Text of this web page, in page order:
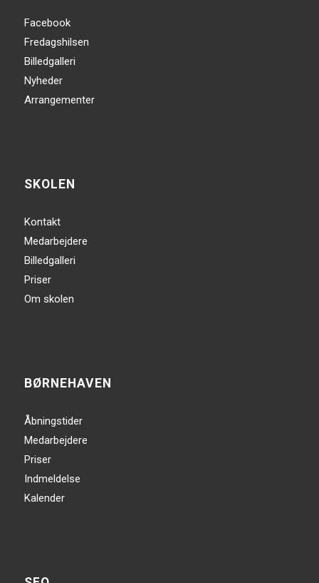
Facebook
Fredagshilsen
Billedgalleri
Nyheder
Arrangementer
SKOLEN
Kontakt
Medarbejdere
Billedgalleri
Priser
Om skolen
BØRNEHAVEN
Åbningstider
Medarbejdere
Priser
Indmeldelse
Kalender